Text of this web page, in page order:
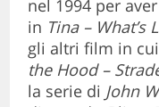
nel 1994 per
in Tina –
gli altri film in
the Hood –
la serie di John